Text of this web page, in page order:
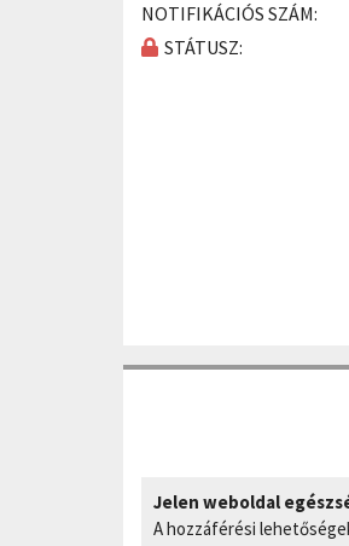
NOTIFIKÁCIÓS SZÁM:
STÁTUSZ:
Jelen weboldal
A hozzáférési